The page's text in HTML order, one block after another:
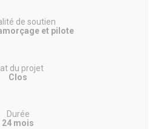
de soutien
et pilote
du projet
Clos
Durée
24 mois